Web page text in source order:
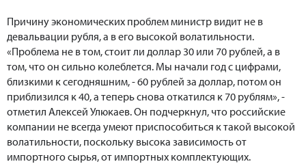
Причину экономических проблем министр видит не в
девальвации рубля, а в его высокой волатильности.
«Проблема не в том, стоит ли доллар 30 или 70 рублей, а в
том, что он сильно колеблется. Мы начали год с цифрами,
близкими к сегодняшним, - 60 рублей за доллар, потом он
приблизился к 40, а теперь снова откатился к 70 рублям», -
отметил Алексей Улюкаев. Он подчеркнул, что российские
компании не всегда умеют приспособиться к такой высокой
волатильности, поскольку высока зависимость от
импортного сырья, от импортных комплектующих.